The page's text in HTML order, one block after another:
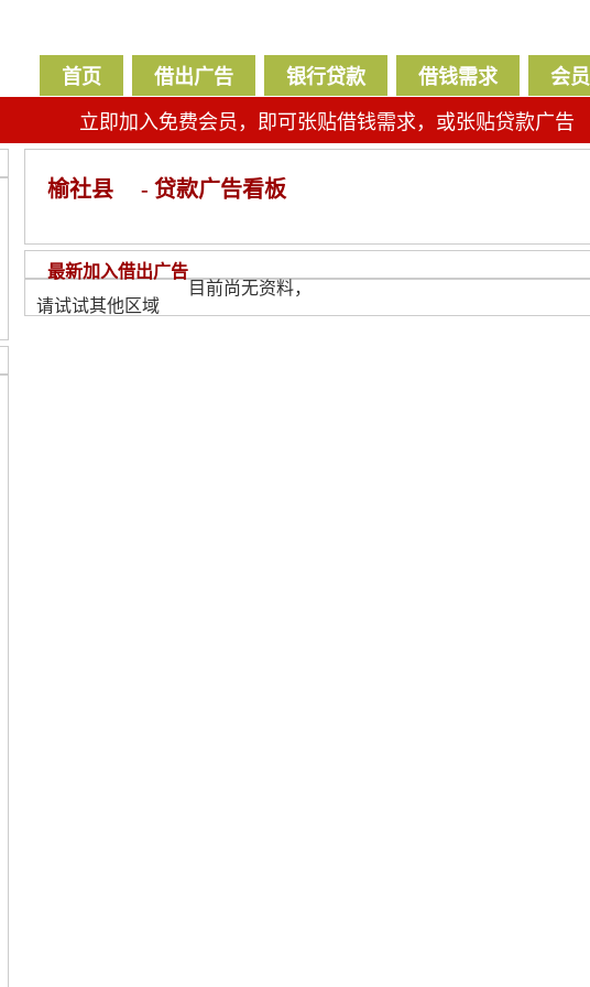
首页 借出广告 银行贷款 借钱需求 会员
立即加入免费会员，即可张贴借钱需求，或张贴贷款广告
榆社县 - 贷款广告看板
最新加入借出广告
目前尚无资料，
请试试其他区域